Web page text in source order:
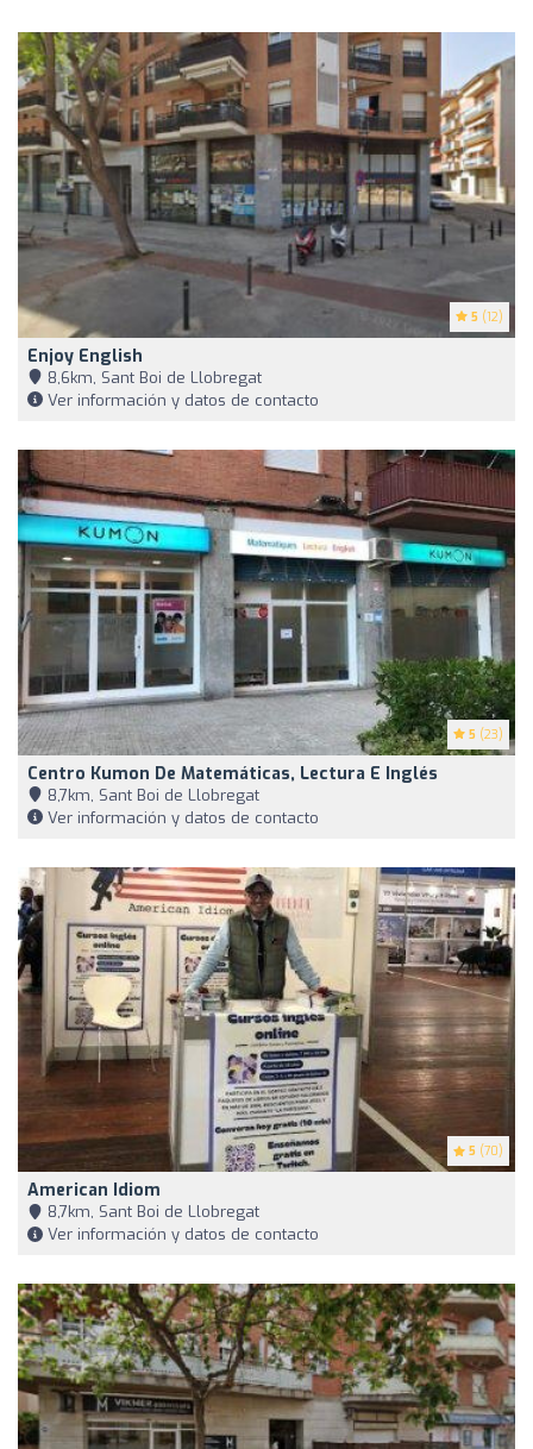
5 (12)
Enjoy English
8,6km, Sant Boi de Llobregat
Ver información y datos de contacto
5 (23)
Centro Kumon De Matemáticas, Lectura E Inglés
8,7km, Sant Boi de Llobregat
Ver información y datos de contacto
5 (70)
American Idiom
8,7km, Sant Boi de Llobregat
Ver información y datos de contacto